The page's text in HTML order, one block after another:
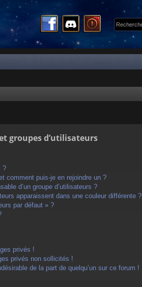
groupes d’utilisateurs
?
comment puis-je en rejoindre un ?
d’un groupe d’utilisateurs ?
apparaissent dans une couleur différente ?
par défaut » ?
privés !
privés non sollicités !
de la part de quelqu’un sur ce forum !